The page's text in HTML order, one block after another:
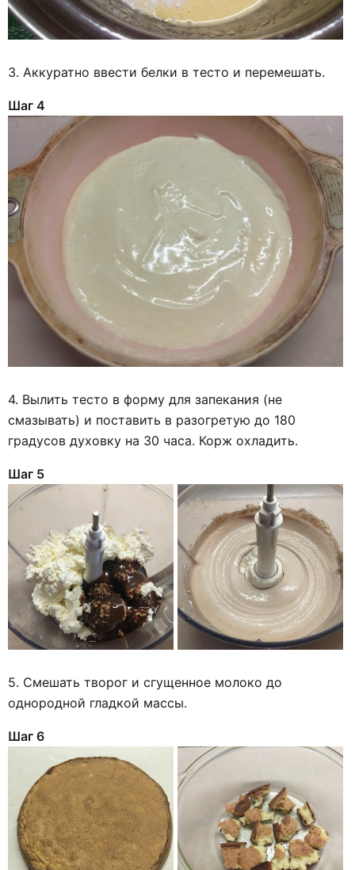
3. Аккуратно ввести белки в тесто и перемешать.
Шаг 4
4. Вылить тесто в форму для запекания (не
смазывать) и поставить в разогретую до 180
градусов духовку на 30 часа. Корж охладить.
Шаг 5
5. Смешать творог и сгущенное молоко до
однородной гладкой массы.
Шаг 6